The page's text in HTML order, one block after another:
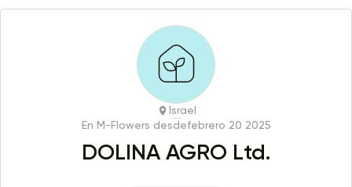
Israel
En M-Flowers desdefebrero 20 2025
DOLINA AGRO Ltd.